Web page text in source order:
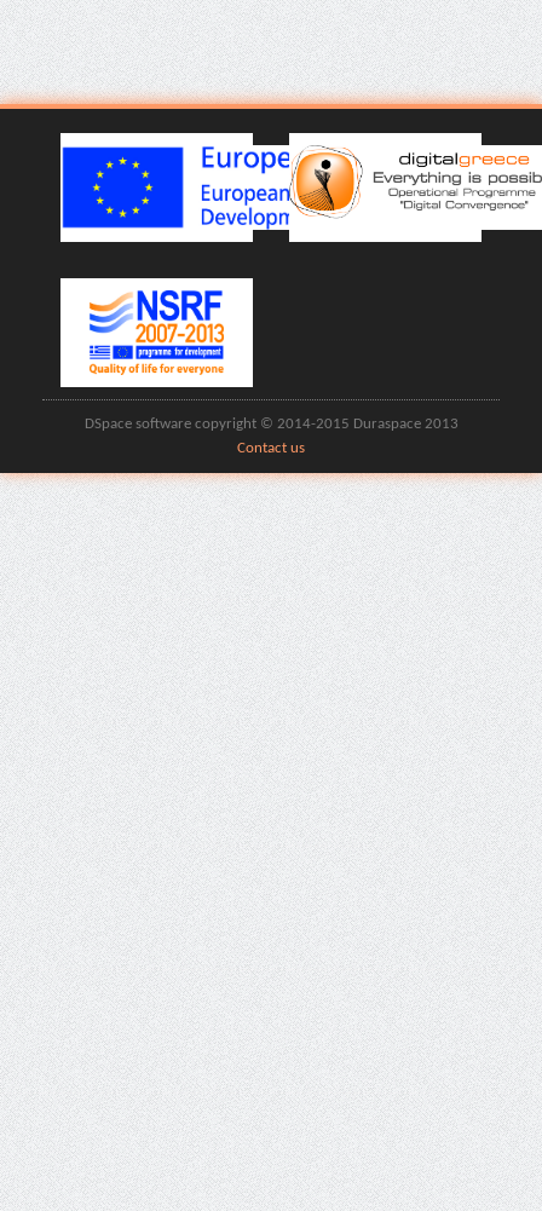
DSpace software copyright © 2014-2015 Duraspace 2013
Contact us